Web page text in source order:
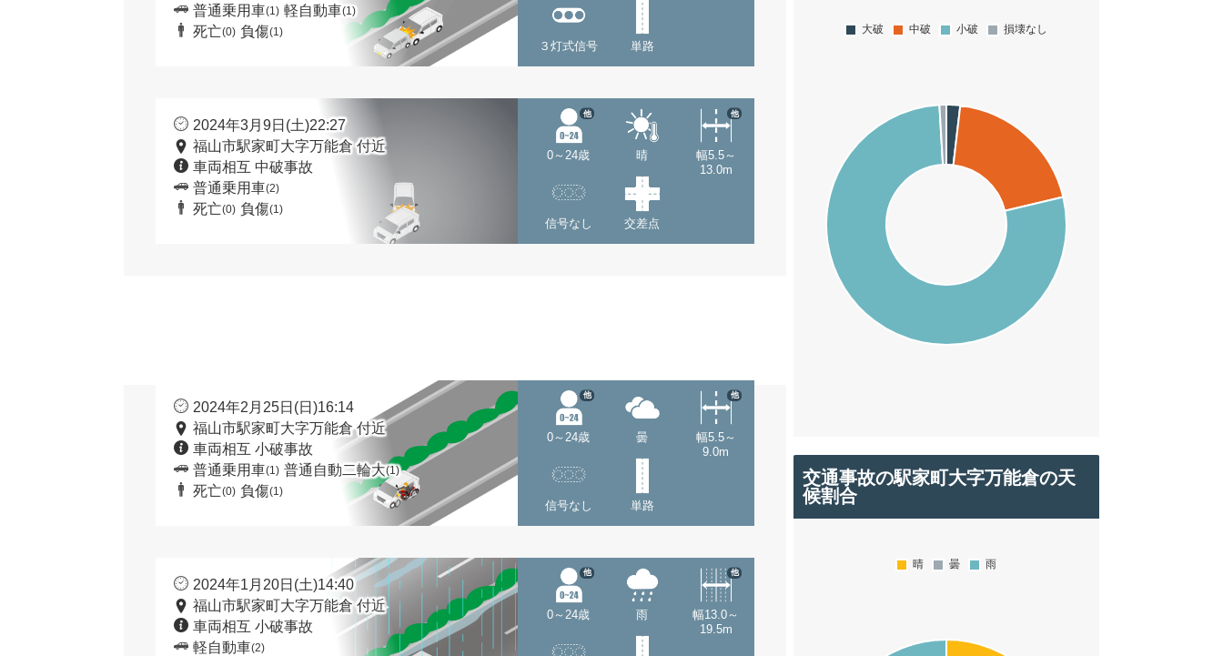
普通乗用車(1) 軽自動車(1)
死亡(0) 負傷(1)
３灯式信号 単路
2024年3月9日(土)22:27
福山市駅家町大字万能倉 付近
車両相互 中破事故
普通乗用車(2)
死亡(0) 負傷(1)
0～24歳
他
晴
幅5.5～
13.0m
他
信号なし 交差点
2024年2月25日(日)16:14
福山市駅家町大字万能倉 付近
車両相互 小破事故
普通乗用車(1) 普通自動二輪大(1)
死亡(0) 負傷(1)
0～24歳
他
曇
幅5.5～
9.0m
他
信号なし 単路
2024年1月20日(土)14:40
福山市駅家町大字万能倉 付近
車両相互 小破事故
軽自動車(2)
0～24歳
他
雨
幅13.0～
19.5m
他
交通事故の駅家町大字万能倉の天
候割合